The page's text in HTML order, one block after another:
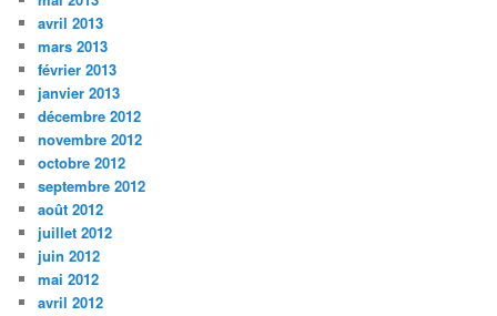
avril 2013
mars 2013
février 2013
janvier 2013
décembre 2012
novembre 2012
octobre 2012
septembre 2012
août 2012
juillet 2012
juin 2012
mai 2012
avril 2012